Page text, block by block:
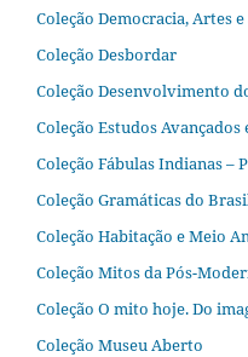
Coleção Democracia, Artes
Coleção Desbordar
Coleção Desenvolvimento
Coleção Estudos Avançados
Coleção Fábulas Indianas –
Coleção Gramáticas do
Coleção Habitação e Meio
Coleção Mitos da Pós-
Coleção O mito hoje. Do
Coleção Museu Aberto